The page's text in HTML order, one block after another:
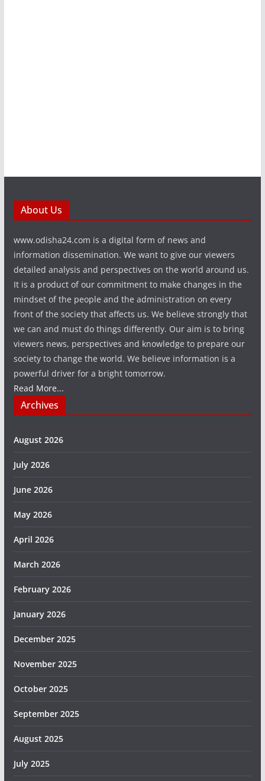
About Us
www.odisha24.com is a digital form of news and
information dissemination. We want to give our viewers
detailed analysis and perspectives on the world around us.
It is a product of our commitment to make changes in the
mindset of the people and the administration on every
front of the society that affects us. We believe strongly that
we can and must do things differently. Our aim is to bring
viewers news, perspectives and knowledge to prepare our
society to change the world. We believe information is a
powerful driver for a bright tomorrow.
Read More...
Archives
August 2026
July 2026
June 2026
May 2026
April 2026
March 2026
February 2026
January 2026
December 2025
November 2025
October 2025
September 2025
August 2025
July 2025